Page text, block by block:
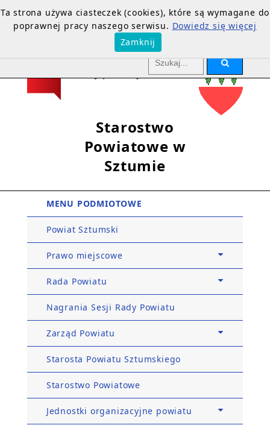
Starostwo
Powiatowe w
Sztumie
MENU PODMIOTOWE
Powiat Sztumski
Prawo miejscowe
Rada Powiatu
Nagrania Sesji Rady Powiatu
Zarząd Powiatu
Starosta Powiatu Sztumskiego
Starostwo Powiatowe
Jednostki organizacyjne powiatu
Ta strona używa ciasteczek (cookies), które są wymagane do
poprawnej pracy naszego serwisu. Dowiedz się więcej
Zamknij